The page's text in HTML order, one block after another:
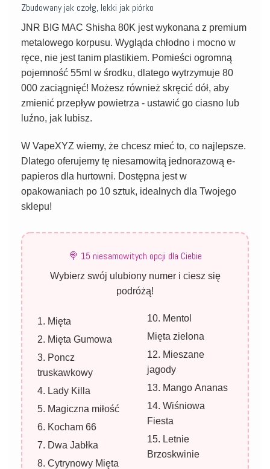
Zbudowany jak czołg, lekki jak piórko
JNR BIG MAC Shisha 80K jest wykonana z premium
metalowego korpusu. Wygląda chłodno i mocno w
ręce, nie jest tanim plastikiem. Pomieści ogromną
pojemność 55ml w środku, dlatego wytrzymuje 80
000 zaciągnięć! Możesz również skręcić dół, aby
zmienić przepływ powietrza - ustawić go ciasno lub
luźno, jak lubisz.
W VapeXYZ wiemy, że chcesz mieć to, co najlepsze.
Dlatego oferujemy tę niesamowitą jednorazową e-
papieros dla hurtowni. Dostępna jest w
opakowaniach po 10 sztuk, idealnych dla Twojego
sklepu!
🍭 15 niesamowitych opcji dla Ciebie
Wybierz swój ulubiony numer i ciesz się
podróżą!
1. Mięta
2. Mięta Gumowa
3. Poncz
truskawkowy
4. Lady Killa
5. Magiczna miłość
6. Kocham 66
7. Dwa Jabłka
8. Cytrynowy Mięta
10. Mentol
Mięta zielona
12. Mieszane
jagody
13. Mango Ananas
14. Wiśniowa
Fiesta
15. Letnie
Brzoskwinie